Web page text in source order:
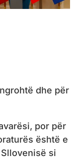
dhe për
por për
është e
si